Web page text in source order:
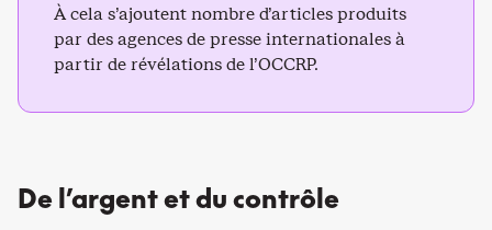
À cela s’ajoutent nombre d’articles produits
par des agences de presse internationales à
partir de révélations de l’OCCRP.
De l’argent et du contrôle